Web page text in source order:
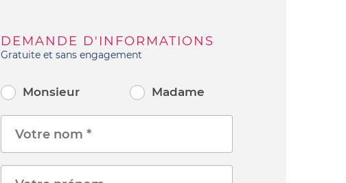
DEMANDE D'INFORMATIONS
Gratuite et sans engagement
Monsieur Madame